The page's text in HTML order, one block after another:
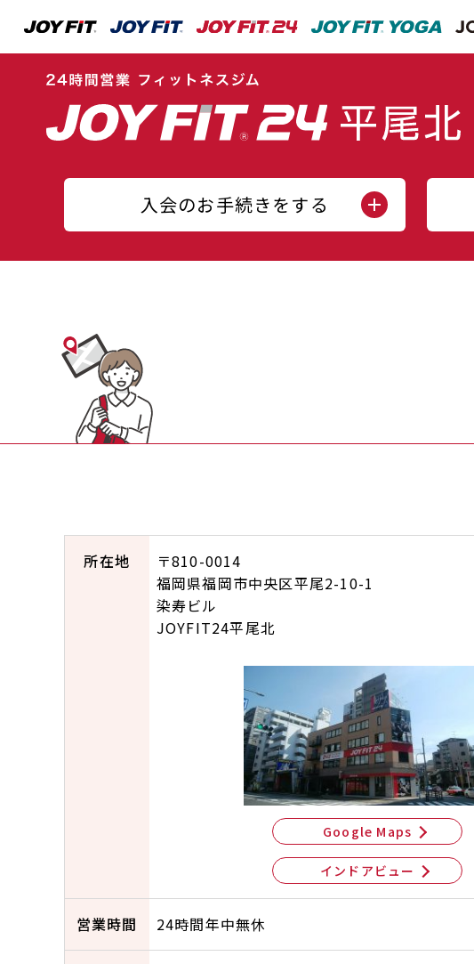
入会のお手続きをする
所在地
〒810-0014
福岡県福岡市中央区平尾2-10-1
染寿ビル
JOYFIT24平尾北
Google Maps
インドアビュー
営業時間 24時間年中無休